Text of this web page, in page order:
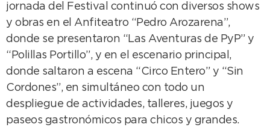
jornada del Festival continuó con diversos shows
y obras en el Anfiteatro “Pedro Arozarena”,
donde se presentaron “Las Aventuras de PyP” y
“Polillas Portillo”, y en el escenario principal,
donde saltaron a escena “Circo Entero” y “Sin
Cordones”, en simultáneo con todo un
despliegue de actividades, talleres, juegos y
paseos gastronómicos para chicos y grandes.